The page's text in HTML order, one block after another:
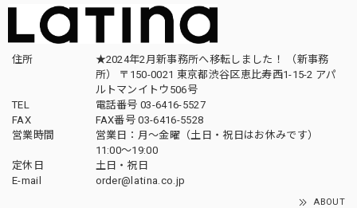
住所
★2024年2月新事務所へ移転しました！ （新事務
所） 〒150-0021 東京都渋谷区恵比寿西1-15-2 アパ
ルトマンイトウ506号
TEL
電話番号 03-6416-5527
FAX
FAX番号 03-6416-5528
営業時間
営業日：月〜金曜（土日・祝日はお休みです）
11:00〜19:00
定休日
土日・祝日
E-mail
order@latina.co.jp
ABOUT